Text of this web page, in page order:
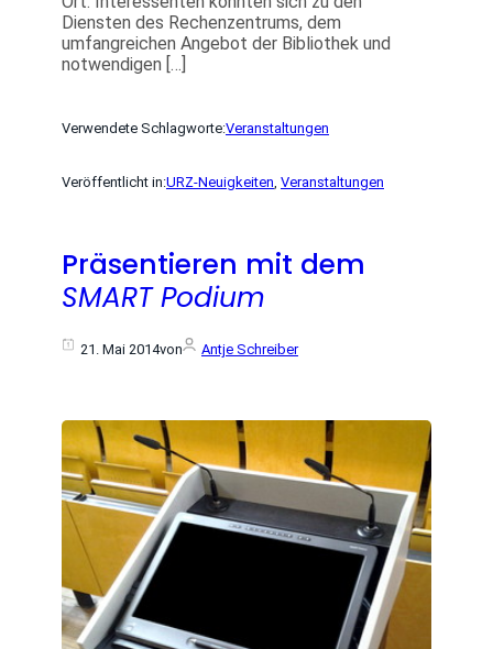
Diensten des Rechenzentrums, dem
umfangreichen Angebot der Bibliothek und
notwendigen […]
Verwendete Schlagworte:Veranstaltungen
Veröffentlicht in:URZ-Neuigkeiten Veranstaltungen
Präsentieren mit dem
SMART Podium
21. Mai 2014von Antje Schreiber